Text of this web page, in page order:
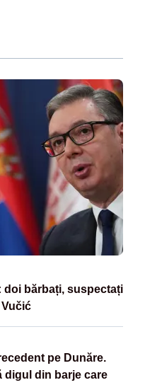
doi bărbați, suspectați
pe Dunăre.
digul din barje care